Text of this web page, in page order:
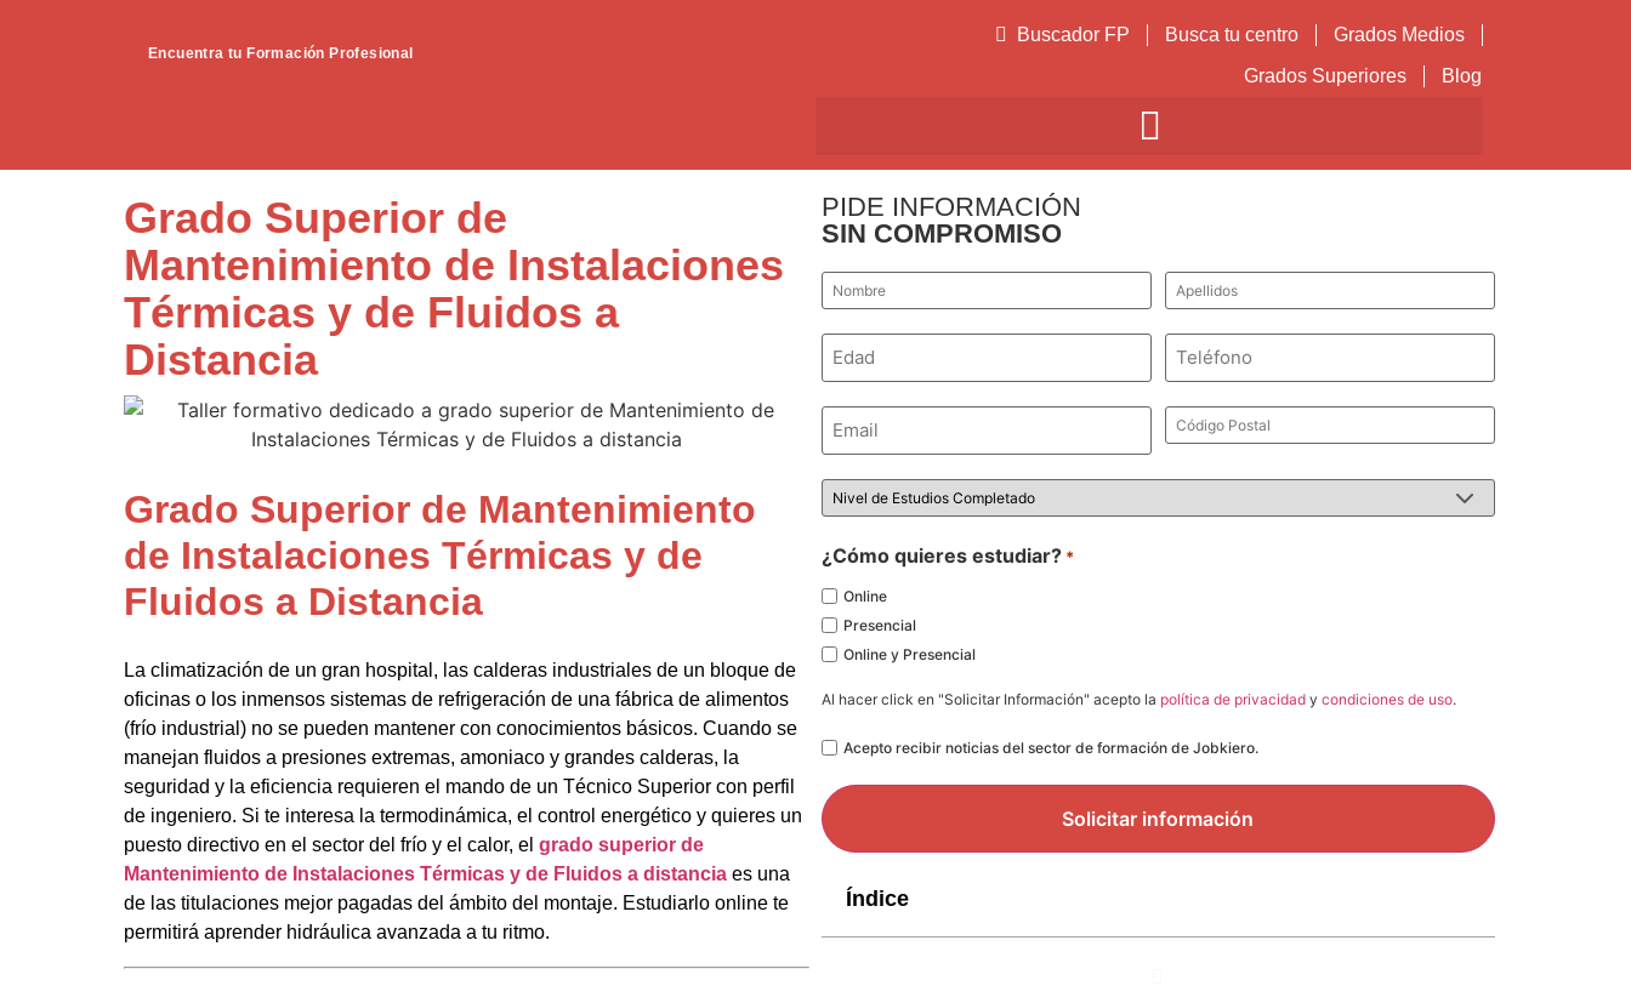
Encuentra tu Formación Profesional
Buscador FP Busca tu centro
Grados Medios
Grados Superiores
Blog
Grado Superior de
Mantenimiento de Instalaciones
Térmicas y de Fluidos a
Distancia
Grado Superior de Mantenimiento
de Instalaciones Térmicas y de
Fluidos a Distancia
La climatización de un gran hospital, las calderas industriales de un bloque de
oficinas o los inmensos sistemas de refrigeración de una fábrica de alimentos
(frío industrial) no se pueden mantener con conocimientos básicos. Cuando se
manejan fluidos a presiones extremas, amoniaco y grandes calderas, la
seguridad y la eficiencia requieren el mando de un Técnico Superior con perfil
de ingeniero. Si te interesa la termodinámica, el control energético y quieres un
puesto directivo en el sector del frío y el calor, el grado superior de
Mantenimiento de Instalaciones Térmicas y de Fluidos a distancia es una
de las titulaciones mejor pagadas del ámbito del montaje. Estudiarlo online te
permitirá aprender hidráulica avanzada a tu ritmo.
PIDE INFORMACIÓN
SIN COMPROMISO
Nombre Apellidos
*
Número Teléfono
Email
Código
Postal
Nivel
de
¿Cómo quieres estudiar? *
Online
Presencial
Online y Presencial
Al hacer click en "Solicitar Información" acepto la política de privacidad y condiciones de uso.
LegalAcepto recibir noticias del sector de formación de Jobkiero.
Índice